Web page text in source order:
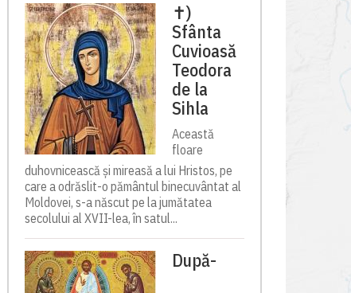
✝)
Sfânta
Cuvioasă
Teodora
de la
Sihla
Această
floare
duhovnicească și mireasă a lui Hristos, pe
care a odrăslit-o pământul binecuvântat al
Moldovei, s-a născut pe la jumătatea
secolului al XVII-lea, în satul...
După-